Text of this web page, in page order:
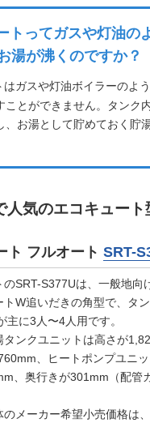
トってガスや灯油の
湯が沸くのですか？
はガスや灯油ボイラーのよ
ことができません。タンク
、お湯として貯めておく貯
人気のエコキュート
ト フルオート SRT-
のSRT-S377Uは、一般地向
トW追いだきの角型で、タ
に3人〜4人用です。
タンクユニットは高さが
、ヒートポンプユニ
、奥行きが301mm（配管
のメーカー希望小売価格は